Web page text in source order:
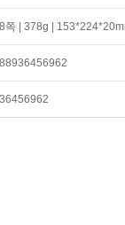
쪽 | 378g |